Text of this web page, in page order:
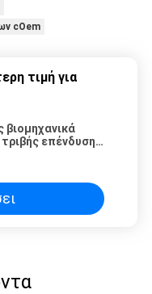
cOem
τιμή για
βιομηχανικά
επένδυσης